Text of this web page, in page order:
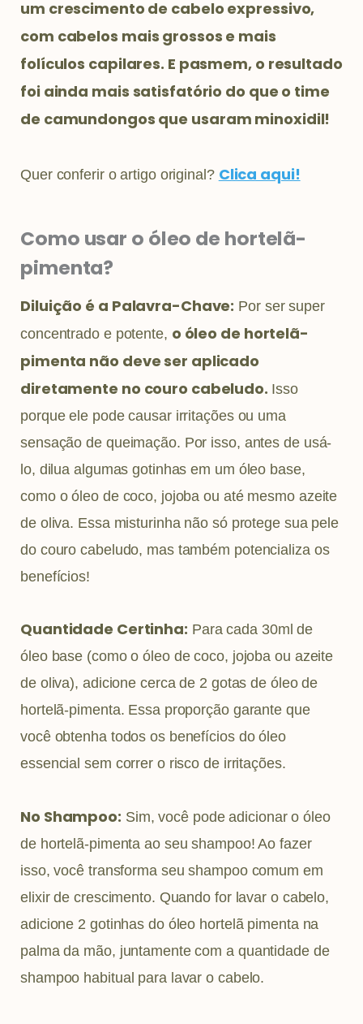
um crescimento de cabelo expressivo,
com cabelos mais grossos e mais
folículos capilares. E pasmem, o resultado
foi ainda mais satisfatório do que o time
de camundongos que usaram minoxidil!
Quer conferir o artigo original? Clica aqui!
Como usar o óleo de hortelã-
pimenta?
Diluição é a Palavra-Chave: Por ser super
concentrado e potente, o óleo de hortelã-
pimenta não deve ser aplicado
diretamente no couro cabeludo. Isso
porque ele pode causar irritações ou uma
sensação de queimação. Por isso, antes de usá-
lo, dilua algumas gotinhas em um óleo base,
como o óleo de coco, jojoba ou até mesmo azeite
de oliva. Essa misturinha não só protege sua pele
do couro cabeludo, mas também potencializa os
benefícios!
Quantidade Certinha: Para cada 30ml de
óleo base (como o óleo de coco, jojoba ou azeite
de oliva), adicione cerca de 2 gotas de óleo de
hortelã-pimenta. Essa proporção garante que
você obtenha todos os benefícios do óleo
essencial sem correr o risco de irritações.
No Shampoo: Sim, você pode adicionar o óleo
de hortelã-pimenta ao seu shampoo! Ao fazer
isso, você transforma seu shampoo comum em
elixir de crescimento. Quando for lavar o cabelo,
adicione 2 gotinhas do óleo hortelã pimenta na
palma da mão, juntamente com a quantidade de
shampoo habitual para lavar o cabelo.